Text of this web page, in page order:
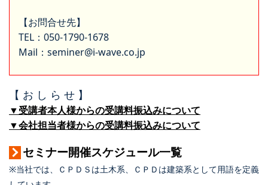
【お問合せ先】
TEL：050-1790-1678
Mail：seminer@i-wave.co.jp
【 お し ら せ 】
▼受講者本人様からの受講料振込みについて
▼会社担当者様からの受講料振込みについて
セミナー開催スケジュール一覧
※当社では、ＣＰＤＳは土木系、ＣＰＤは建築系として用語を定義